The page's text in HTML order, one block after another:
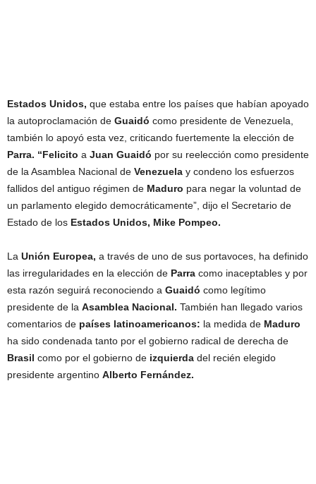
Estados Unidos, que estaba entre los países que habían apoyado
la autoproclamación de Guaidó como presidente de Venezuela,
también lo apoyó esta vez, criticando fuertemente la elección de
Parra. “Felicito a Juan Guaidó por su reelección como presidente
de la Asamblea Nacional de Venezuela y condeno los esfuerzos
fallidos del antiguo régimen de Maduro para negar la voluntad de
un parlamento elegido democráticamente”, dijo el Secretario de
Estado de los Estados Unidos, Mike Pompeo.
La Unión Europea, a través de uno de sus portavoces, ha definido
las irregularidades en la elección de Parra como inaceptables y por
esta razón seguirá reconociendo a Guaidó como legítimo
presidente de la Asamblea Nacional. También han llegado varios
comentarios de países latinoamericanos: la medida de Maduro
ha sido condenada tanto por el gobierno radical de derecha de
Brasil como por el gobierno de izquierda del recién elegido
presidente argentino Alberto Fernández.